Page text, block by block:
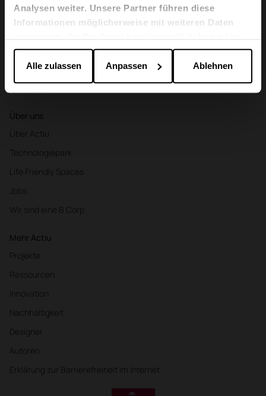
Analysen weiter. Unsere Partner führen diese
Informationen möglicherweise mit weiteren Daten
die sie im Rahmen Ihrer Nutzung der Dienste
gesammelt haben.
Alle zulassen Anpassen Ablehnen
Gesundheitswesen
Gastgewerbe
Cool Working
Materialien & Oberflächen
Über uns
Über Actiu
Technologiepark
Life Friendly Spaces
Jobs
Wir sind eine B Corp
Mehr Actiu
Projekte
Ressourcen
Innovation
Nachhaltigkeit
Designer
Autoren
Erklärung zur Barrierefreiheit im Internet